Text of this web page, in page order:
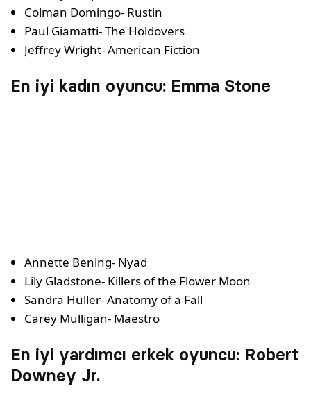
Colman Domingo- Rustin
Paul Giamatti- The Holdovers
Jeffrey Wright- American Fiction
En iyi kadın oyuncu: Emma Stone
Annette Bening- Nyad
Lily Gladstone- Killers of the Flower Moon
Sandra Hüller- Anatomy of a Fall
Carey Mulligan- Maestro
En iyi yardımcı erkek oyuncu: Robert
Downey Jr.